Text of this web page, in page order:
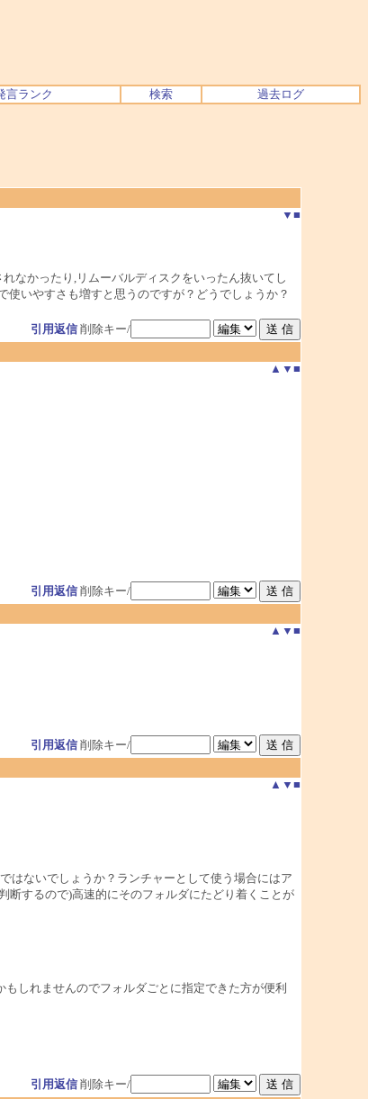
言ランク 検索 過去ログ
▼ ■
なかったり,リムーバルディスクをいったん抜いてし
いやすさも増すと思うのですが？どうでしょうか？
引用返信 削除キー/
▲ ▼ ■
引用返信 削除キー/
▲ ▼ ■
引用返信 削除キー/
▲ ▼ ■
はないでしょうか？ランチャーとして使う場合にはア
断するので)高速的にそのフォルダにたどり着くことが
しれませんのでフォルダごとに指定できた方が便利
引用返信 削除キー/